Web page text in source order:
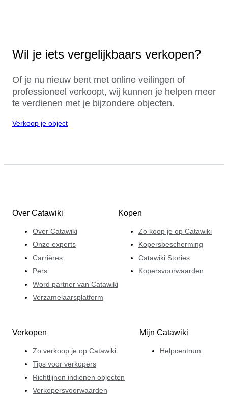
Wil je iets vergelijkbaars verkopen?
Of je nu nieuw bent met online veilingen of
professioneel verkoopt, wij kunnen je helpen meer
te verdienen met je bijzondere objecten.
Verkoop je object
Over Catawiki
Over Catawiki
Onze experts
Carrières
Pers
Word partner van Catawiki
Verzamelaarsplatform
Kopen
Zo koop je op Catawiki
Kopersbescherming
Catawiki Stories
Kopersvoorwaarden
Verkopen
Zo verkoop je op Catawiki
Tips voor verkopers
Richtlijnen indienen objecten
Verkopersvoorwaarden
Mijn Catawiki
Helpcentrum